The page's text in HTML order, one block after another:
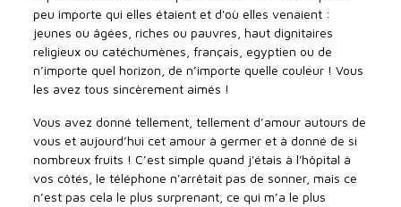
peu importe qui elles étaient et d'où elles venaient :
jeunes ou âgées, riches ou pauvres, haut dignitaires
religieux ou catéchumènes, français, egyptien ou de
n’importe quel horizon, de n’importe quelle couleur ! Vous
les avez tous sincèrement aimés !
Vous avez donné tellement, tellement d’amour autours de
vous et aujourd’hui cet amour à germer et à donné de si
nombreux fruits ! C’est simple quand j'étais à l'hôpital à
vos côtés, le téléphone n'arrêtait pas de sonner, mais ce
n’est pas cela le plus surprenant, ce qui m’a le plus